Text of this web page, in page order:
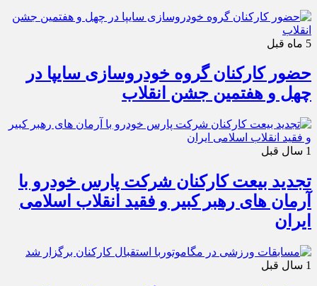
5 ماه قبل
حضور کارکنان گروه خودروسازی سایپا در
چهل و هفتمین جشن انقلاب
1 سال قبل
تجدید بیعت کارکنان شرکت پارس خودرو با
آرمان های رهبر کبیر و فقید انقلاب اسلامی
ایران
1 سال قبل